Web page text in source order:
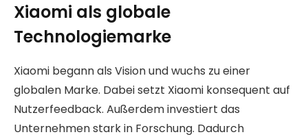
Xiaomi als globale
Technologiemarke
Xiaomi begann als Vision und wuchs zu einer
globalen Marke. Dabei setzt Xiaomi konsequent auf
Nutzerfeedback. Außerdem investiert das
Unternehmen stark in Forschung. Dadurch